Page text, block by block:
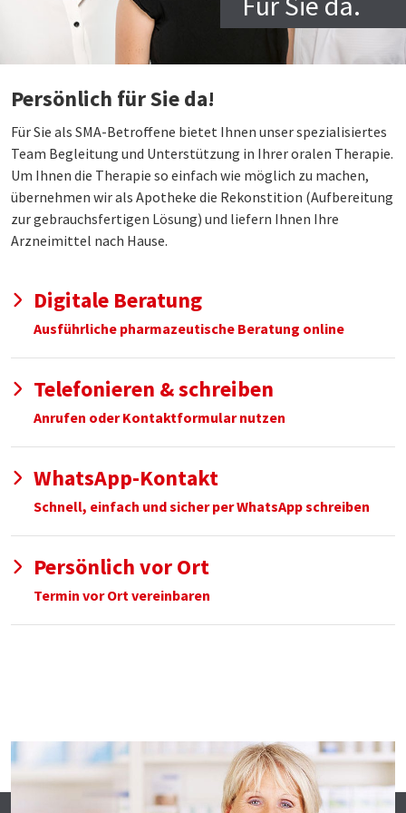
Persönlich für Sie da!
Für Sie als SMA-Betroffene bietet Ihnen unser spezialisiertes
Team Begleitung und Unterstützung in Ihrer oralen Therapie.
Um Ihnen die Therapie so einfach wie möglich zu machen,
übernehmen wir als Apotheke die Rekonstition (Aufbereitung
zur gebrauchsfertigen Lösung) und liefern Ihnen Ihre
Arzneimittel nach Hause.
Digitale Beratung
Ausführliche pharmazeutische Beratung online
Telefonieren & schreiben
Anrufen oder Kontaktformular nutzen
WhatsApp-Kontakt
Schnell, einfach und sicher per WhatsApp schreiben
Persönlich vor Ort
Termin vor Ort vereinbaren